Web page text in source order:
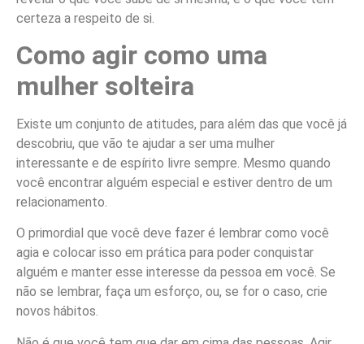
certeza a respeito de si.
Como agir como uma
mulher solteira
Existe um conjunto de atitudes, para além das que você já
descobriu, que vão te ajudar a ser uma mulher
interessante e de espírito livre sempre. Mesmo quando
você encontrar alguém especial e estiver dentro de um
relacionamento.
O primordial que você deve fazer é lembrar como você
agia e colocar isso em prática para poder conquistar
alguém e manter esse interesse da pessoa em você. Se
não se lembrar, faça um esforço, ou, se for o caso, crie
novos hábitos.